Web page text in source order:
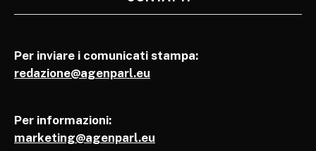
Per inviare i comunicati stampa:
redazione@agenparl.eu
Per informazioni:
marketing@agenparl.eu